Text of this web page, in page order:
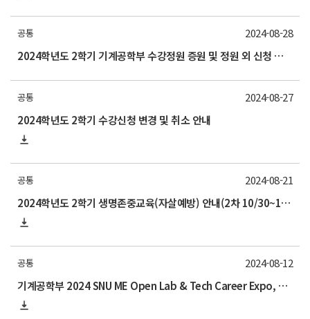
공통
2024학년도 2학기 기계공학부 수강정원 증원 및 정원 외 신청 가능 교과목 안내
2024-08-28
공통
2024학년도 2학기 수강신청 변경 및 취소 안내
2024-08-27
공통
2024학년도 2학기 생명존중교육(자살예방) 안내(2차 10/30~11/29)
2024-08-21
공통
기계공학부 2024 SNU ME Open Lab & Tech Career Expo, and IAP (Industrial Affilates Program) 기술교류회 행사 안내 (9/6)
2024-08-12